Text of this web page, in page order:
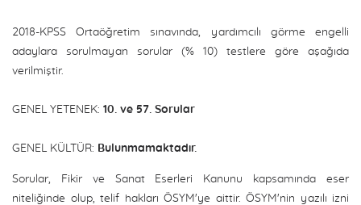
2018-KPSS Ortaöğretim sınavında, yardımcılı görme engelli
adaylara sorulmayan sorular (% 10) testlere göre aşağıda
verilmiştir.
GENEL YETENEK: 10. ve 57. Sorular
GENEL KÜLTÜR: Bulunmamaktadır.
Sorular, Fikir ve Sanat Eserleri Kanunu kapsamında eser
niteliğinde olup, telif hakları ÖSYM'ye aittir. ÖSYM'nin yazılı izni